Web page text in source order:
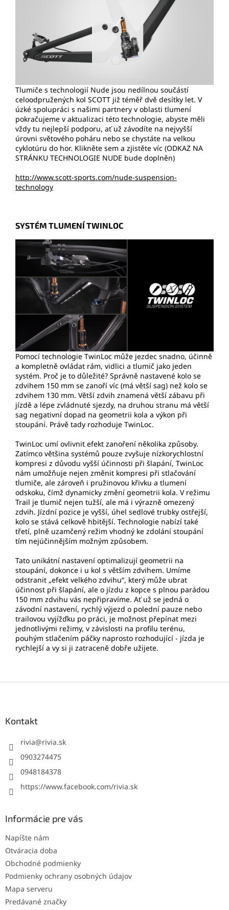
Tlumiče s technologií Nude jsou nedílnou součástí
celoodpružených kol SCOTT již téměř dvě desítky let. V
úzké spolupráci s našimi partnery v oblasti tlumení
pokračujeme v aktualizaci této technologie, abyste měli
vždy tu nejlepší podporu, ať už závodíte na nejvyšší
úrovni světového poháru nebo se chystáte na velkou
cyklotúru do hor. Klikněte sem a zjistěte víc (ODKAZ NA
STRÁNKU TECHNOLOGIE NUDE bude doplněn)
http://www.scott-sports.com/nude-suspension-
technology
SYSTÉM TLUMENÍ TWINLOC
Pomocí technologie TwinLoc může jezdec snadno, účinně
a kompletně ovládat rám, vidlici a tlumič jako jeden
systém. Proč je to důležité? Správně nastavené kolo se
zdvihem 150 mm se zanoří víc (má větší sag) než kolo se
zdvihem 130 mm. Větší zdvih znamená větší zábavu při
jízdě a lépe zvládnuté sjezdy, na druhou stranu má větší
sag negativní dopad na geometrii kola a výkon při
stoupání. Právě tady rozhoduje TwinLoc.
TwinLoc umí ovlivnit efekt zanoření několika způsoby.
Zatímco většina systémů pouze zvyšuje nízkorychlostní
kompresi z důvodu vyšší účinnosti při šlapání, TwinLoc
nám umožňuje nejen změnit kompresi při stlačování
tlumiče, ale zároveň i pružinovou křivku a tlumení
odskoku, čímž dynamicky změní geometrii kola. V režimu
Trail je tlumič nejen tužší, ale má i výrazně omezený
zdvih. Jízdní pozice je vyšší, úhel sedlové trubky ostřejší,
kolo se stává celkově hbitější. Technologie nabízí také
třetí, plně uzamčený režim vhodný ke zdolání stoupání
tím nejúčinnějším možným způsobem.
Tato unikátní nastavení optimalizují geometrii na
stoupání, dokonce i u kol s větším zdvihem. Umíme
odstranit „efekt velkého zdvihu“, který může ubrat
účinnost při šlapání, ale o jízdu z kopce s plnou parádou
150 mm zdvihu vás nepřipravíme. Ať už se jedná o
závodní nastavení, rychlý výjezd o polední pauze nebo
trailovou vyjížďku po práci, je možnost přepínat mezi
jednotlivými režimy, v závislosti na profilu terénu,
pouhým stlačením páčky naprosto rozhodující - jízda je
rychlejší a vy si ji zatraceně dobře užijete.
Kontakt
rivia@rivia.sk
0903274475
0948184378
https://www.facebook.com/rivia.sk
Informácie pre vás
Napíšte nám
Otváracia doba
Obchodné podmienky
Podmienky ochrany osobných údajov
Mapa serveru
Predávané značky